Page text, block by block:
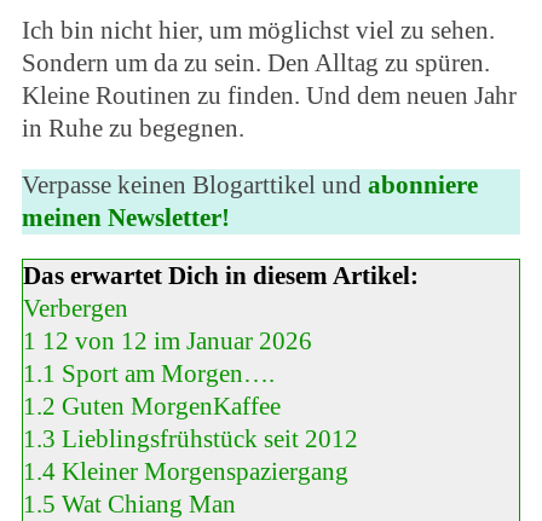
Ich bin nicht hier, um möglichst viel zu sehen.
Sondern um da zu sein. Den Alltag zu spüren.
Kleine Routinen zu finden. Und dem neuen Jahr
in Ruhe zu begegnen.
Verpasse keinen Blogarttikel und abonniere
meinen Newsletter!
Das erwartet Dich in diesem Artikel:
Verbergen
1 12 von 12 im Januar 2026
1.1 Sport am Morgen….
1.2 Guten MorgenKaffee
1.3 Lieblingsfrühstück seit 2012
1.4 Kleiner Morgenspaziergang
1.5 Wat Chiang Man